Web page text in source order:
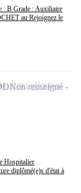
: B Grade : Auxiliaire
au Rejoignez le
Hospitalier
diplômé(e)s d'état à
Non renseigné
à ma sélection